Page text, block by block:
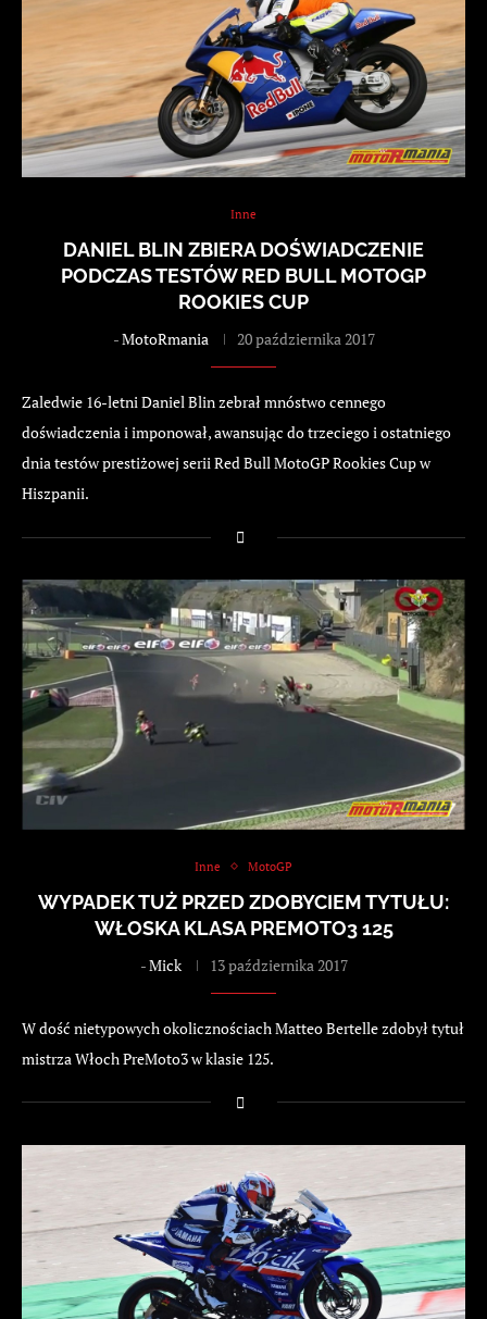
Inne
DANIEL BLIN ZBIERA DOŚWIADCZENIE
PODCZAS TESTÓW RED BULL MOTOGP
ROOKIES CUP
-MotoRmania 20 października 2017
Zaledwie 16-letni Daniel Blin zebrał mnóstwo cennego
doświadczenia i imponował, awansując do trzeciego i ostatniego
dnia testów prestiżowej serii Red Bull MotoGP Rookies Cup w
Hiszpanii.
Inne MotoGP
WYPADEK TUŻ PRZED ZDOBYCIEM TYTUŁU:
WŁOSKA KLASA PREMOTO3 125
-Mick 13 października 2017
W dość nietypowych okolicznościach Matteo Bertelle zdobył tytuł
mistrza Włoch PreMoto3 w klasie 125.